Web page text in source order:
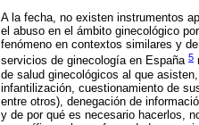
A la fecha, no existen instrumentos
el abuso en el ámbito ginecológico
fenómeno en contextos similares y
servicios de ginecología en España 5
de salud ginecológicos al que
infantilización, cuestionamiento de
entre otros), denegación de
y de por qué es necesario hacerlos,